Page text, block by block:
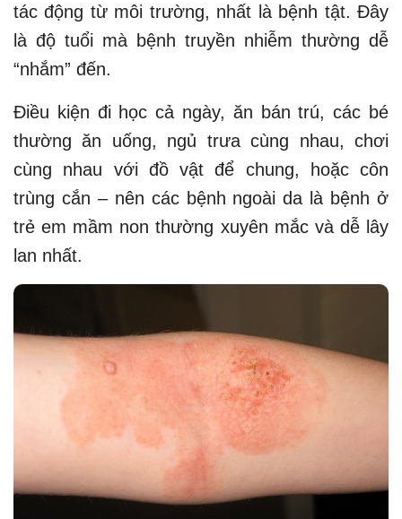
tác động từ môi trường, nhất là bệnh tật. Đây
là độ tuổi mà bệnh truyền nhiễm thường dễ
“nhắm” đến.
Điều kiện đi học cả ngày, ăn bán trú, các bé
thường ăn uống, ngủ trưa cùng nhau, chơi
cùng nhau với đồ vật để chung, hoặc côn
trùng cắn – nên các bệnh ngoài da là bệnh ở
trẻ em mầm non thường xuyên mắc và dễ lây
lan nhất.